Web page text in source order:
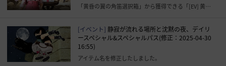
「黄昏の翼の角笛選択箱」から獲得できる「[EV] 黄昏の翼の角笛(14日)」の削除予定日を修正いたしました。
[イベント] 静寂が流れる場所と沈黙の夜、デイリ
ースペシャル&スペシャルパス(修正：2025-04-30
16:55)
アイテム名を修正したしました。